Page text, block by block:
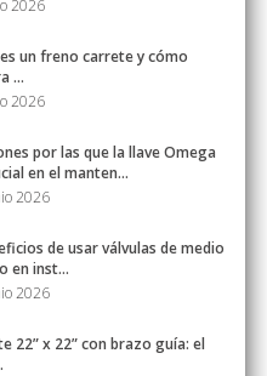
2026
un freno carrete y cómo
...
2026
por las que la llave Omega
en el manten...
2026
de usar válvulas de medio
en inst...
2026
22” x 22” con brazo guía: el